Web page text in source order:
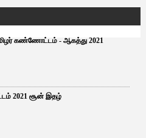
கண்ணோட்டம் - ஆகத்து 2021
2021 சூன் இதழ்